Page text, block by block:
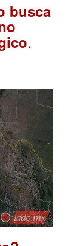
busca
.